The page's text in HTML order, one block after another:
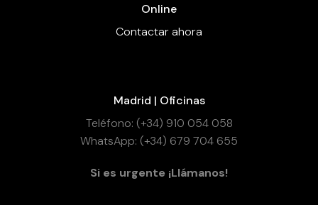
Online
Contactar ahora
Madrid | Oficinas
Teléfono: (+34) 910 054 058
WhatsApp: (+34) 679 704 655
Si es urgente ¡Llámanos!